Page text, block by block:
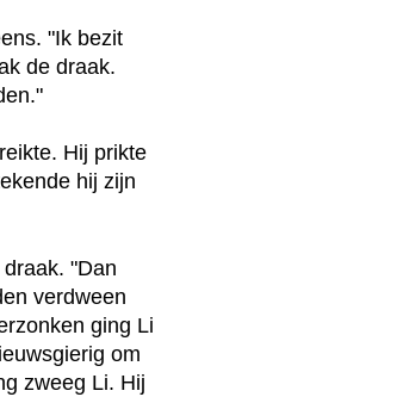
"Ik bezit
de draak.
Hij prikte
hij zijn
"Dan
verdween
ging Li
om
zweeg Li. Hij